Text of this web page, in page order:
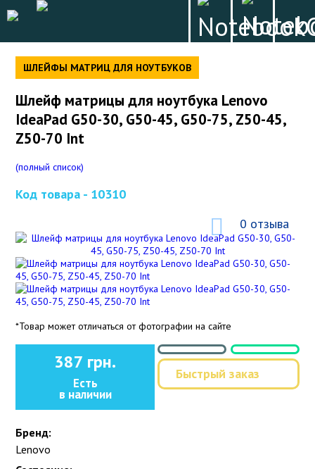
ШЛЕЙФЫ МАТРИЦ ДЛЯ НОУТБУКОВ
Шлейф матрицы для ноутбука Lenovo
IdeaPad G50-30, G50-45, G50-75, Z50-45,
Z50-70 Int
(полный список)
Код товара - 10310
0 отзыва
*Товар может отличаться от фотографии на сайте
387 грн.
Есть
в наличии
Быстрый заказ
Бренд:
Lenovo